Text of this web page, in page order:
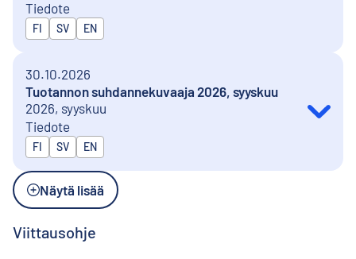
Tiedote
Julkaistaan kielillä
FI SV EN
30.10.2026
Tuotannon suhdannekuvaaja 2026, syyskuu
2026, syyskuu
Tiedote
Julkaistaan kielillä
FI SV EN
Näytä lisää
Viittausohje